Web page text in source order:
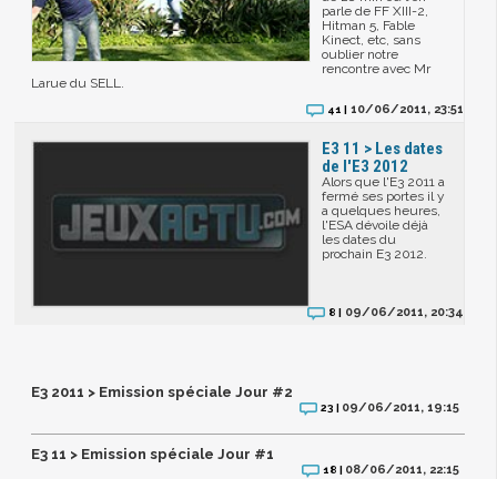
parle de FF XIII-2,
Hitman 5, Fable
Kinect, etc, sans
oublier notre
rencontre avec Mr
Larue du SELL.
41 |10/06/2011, 23:51
E3 11 > Les dates
de l'E3 2012
Alors que l'E3 2011 a
fermé ses portes il y
a quelques heures,
l'ESA dévoile déjà
les dates du
prochain E3 2012.
8 | 09/06/2011, 20:34
E3 2011 > Emission spéciale Jour #2
23 | 09/06/2011, 19:15
E3 11 > Emission spéciale Jour #1
18 | 08/06/2011, 22:15